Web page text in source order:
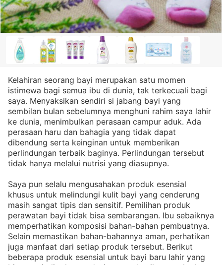
Kelahiran seorang bayi merupakan satu momen
istimewa bagi semua ibu di dunia, tak terkecuali bagi
saya. Menyaksikan sendiri si jabang bayi yang
sembilan bulan sebelumnya menghuni rahim saya lahir
ke dunia, menimbulkan perasaan campur aduk. Ada
perasaan haru dan bahagia yang tidak dapat
dibendung serta keinginan untuk memberikan
perlindungan terbaik baginya. Perlindungan tersebut
tidak hanya melalui nutrisi yang diasupnya.
Saya pun selalu mengusahakan produk esensial
khusus untuk melindungi kulit bayi yang cenderung
masih sangat tipis dan sensitif. Pemilihan produk
perawatan bayi tidak bisa sembarangan. Ibu sebaiknya
memperhatikan komposisi bahan-bahan pembuatnya.
Selain memastikan bahan-bahannya aman, perhatikan
juga manfaat dari setiap produk tersebut. Berikut
beberapa produk esensial untuk bayi baru lahir yang